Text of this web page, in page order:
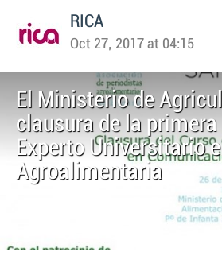
RICA
Oct 27, 2017 at 04:15
El Ministerio de
clausura de la
Experto Universitario
Agroalimentaria